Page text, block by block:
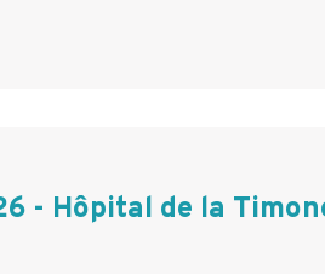
- Hôpital de la